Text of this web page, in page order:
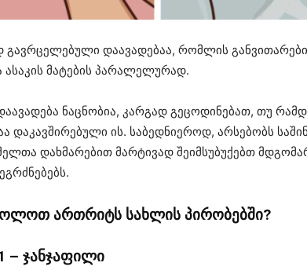
გავრცელებული დაავადებაა, რომლის
მატების პარალელურად.
ნაცნობია, კარგად გეცოდინებათ, თუ
დაკავშირებული ის. საბედნიეროდ, არსებობს
დახმარებით მარტივად შეიმსუბუქებთ
ართრიტს სახლის პირობებში?
– ჯანჯაფილი